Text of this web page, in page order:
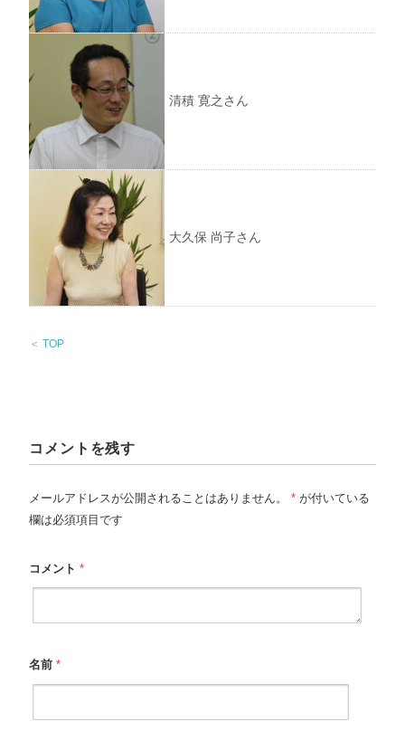
清積 寛之さん
大久保 尚子さん
＜ TOP
コメントを残す
メールアドレスが公開されることはありません。 * が付いている
欄は必須項目です
コメント*
名前*